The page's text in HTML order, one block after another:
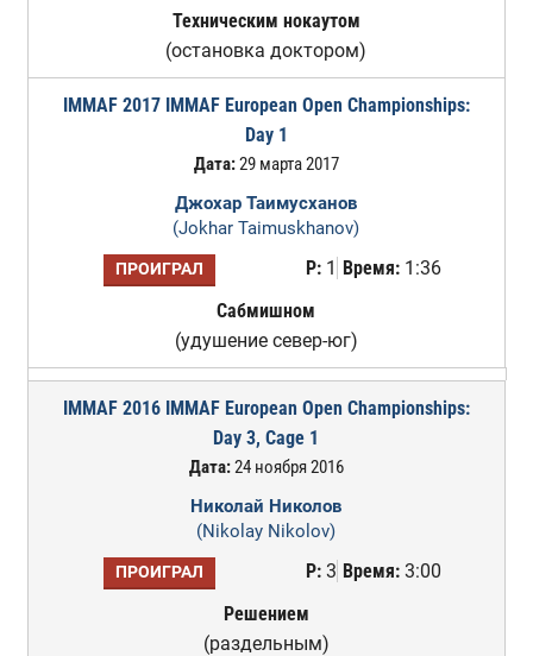
Техническим нокаутом
(остановка доктором)
IMMAF 2017 IMMAF European Open Championships:
Day 1
Дата:29 марта 2017
Джохар Таимусханов
(Jokhar Taimuskhanov)
ПРОИГРАЛ Р:1 Время:1:36
Сабмишном
(удушение север-юг)
IMMAF 2016 IMMAF European Open Championships:
Day 3, Cage 1
Дата:24 ноября 2016
Николай Николов
(Nikolay Nikolov)
ПРОИГРАЛ Р:3 Время:3:00
Решением
(раздельным)